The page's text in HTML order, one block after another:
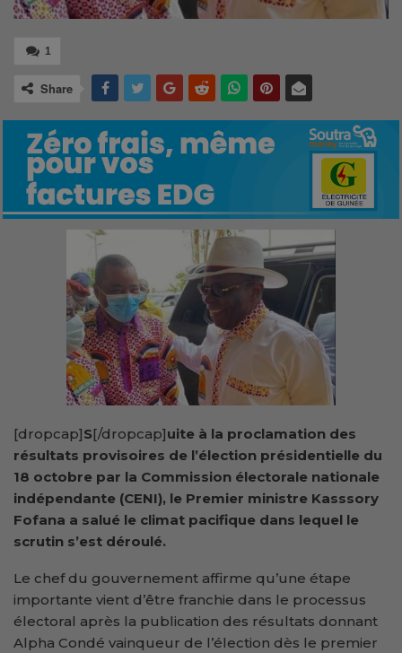
1
Share
[dropcap]S[/dropcap]uite à la proclamation des
résultats provisoires de l’élection présidentielle du
18 octobre par la Commission électorale nationale
indépendante (CENI), le Premier ministre Kasssory
Fofana a salué le climat pacifique dans lequel le
scrutin s’est déroulé.
Le chef du gouvernement affirme qu’une étape
importante vient d’être franchie dans le processus
électoral après la publication des résultats donnant
Alpha Condé vainqueur de l’élection dès le premier